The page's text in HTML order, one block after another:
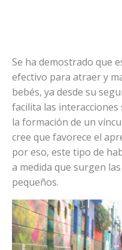
Se ha demostrado que
efectivo para atraer y
bebés, ya desde su
facilita las interacciones
la formación de un
cree que favorece el
por eso, este tipo de
a medida que surgen
pequeños.